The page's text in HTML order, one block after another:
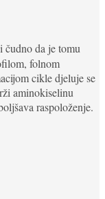
da je tomu
folnom
cikle djeluje se
aminokiselinu
raspoloženje.